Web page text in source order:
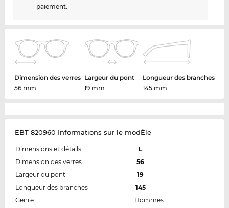
paiement.
Dimension des verres
56 mm
Largeur du pont
19 mm
Longueur des branches
145 mm
EBT 820960 Informations sur le modÈle
Dimensions et détails
L
Dimension des verres
56
Largeur du pont
19
Longueur des branches
145
Genre
Hommes